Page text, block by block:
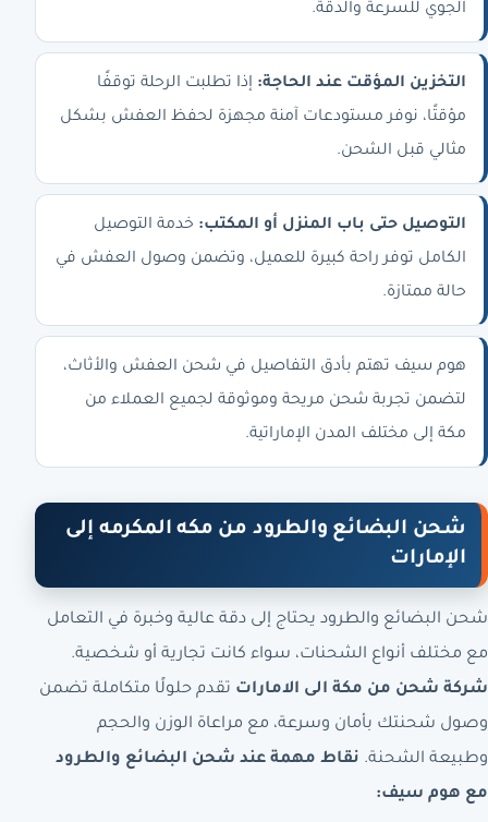
الجوي للسرعة والدقة.
التخزين المؤقت عند الحاجة: إذا تطلبت الرحلة توقفًا
مؤقتًا، نوفر مستودعات آمنة مجهزة لحفظ العفش بشكل
مثالي قبل الشحن.
التوصيل حتى باب المنزل أو المكتب: خدمة التوصيل
الكامل توفر راحة كبيرة للعميل، وتضمن وصول العفش في
حالة ممتازة.
هوم سيف تهتم بأدق التفاصيل في شحن العفش والأثاث،
لتضمن تجربة شحن مريحة وموثوقة لجميع العملاء من
مكة إلى مختلف المدن الإماراتية.
شحن البضائع والطرود من مكه المكرمه إلى
الإمارات
شحن البضائع والطرود يحتاج إلى دقة عالية وخبرة في التعامل
مع مختلف أنواع الشحنات، سواء كانت تجارية أو شخصية.
شركة شحن من مكة الى الامارات تقدم حلولًا متكاملة تضمن
وصول شحنتك بأمان وسرعة، مع مراعاة الوزن والحجم
وطبيعة الشحنة. نقاط مهمة عند شحن البضائع والطرود
مع هوم سيف: